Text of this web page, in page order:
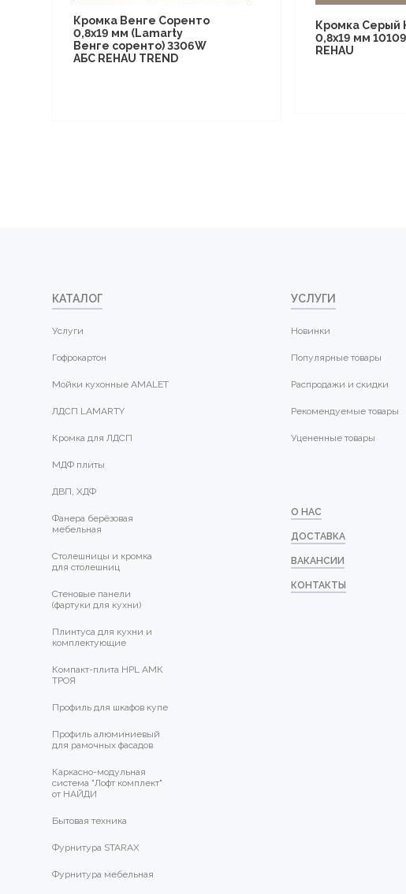
Кромка Венге Соренто
0,8х19 мм (Lamarty
Венге соренто) 3306W
АБС REHAU TREND
Кромка Серый
0,8х19 мм
REHAU
КАТАЛОГ
Услуги
Гофрокартон
Мойки кухонные AMALET
ЛДСП LAMARTY
Кромка для ЛДСП
МДФ плиты
ДВП, ХДФ
Фанера берёзовая
мебельная
Столешницы и кромка
для столешниц
Стеновые панели
(фартуки для кухни)
Плинтуса для кухни и
комплектующие
Компакт-плита HPL АМК
ТРОЯ
Профиль для шкафов купе
Профиль алюминиевый
для рамочных фасадов
Каркасно-модульная
система "Лофт комплект"
от НАЙДИ
Бытовая техника
Фурнитура STARAX
Фурнитура мебельная
УСЛУГИ
Новинки
Популярные товары
Распродажи и скидки
Рекомендуемые товары
Уцененные товары
О НАС
ДОСТАВКА
ВАКАНСИИ
КОНТАКТЫ